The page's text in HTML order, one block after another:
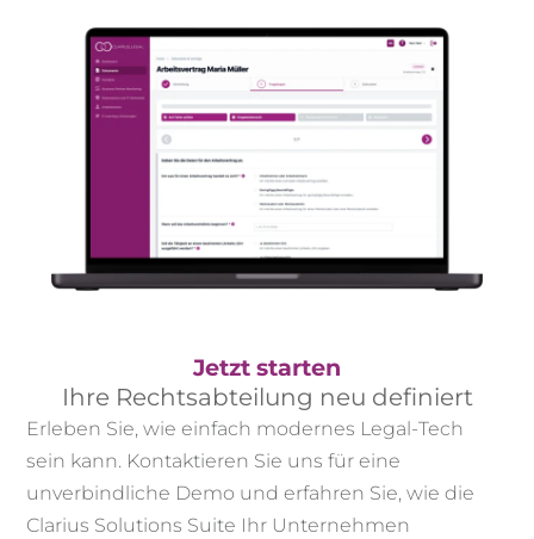
Jetzt starten
Ihre Rechtsabteilung neu definiert
Erleben Sie, wie einfach modernes Legal-Tech
sein kann. Kontaktieren Sie uns für eine
unverbindliche Demo und erfahren Sie, wie die
Clarius Solutions Suite Ihr Unternehmen